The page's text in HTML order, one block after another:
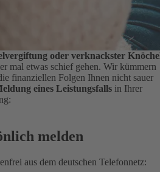
oder verknackster
mal etwas schief gehen. Wir kümmern
finanziellen Folgen Ihnen nicht sauer
eines Leistungsfalls in Ihrer
melden
aus dem deutschen Telefonnetz: